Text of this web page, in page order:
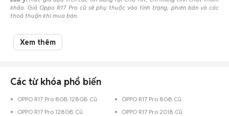
khảo. Giá Oppo R17 Pro cũ sẽ phụ thuộc vào tình trạng, phiên bản và các
thoả thuận khi mua bán.
Mua bán Oppo R17 Pro cũ
Chợ Tốt có 1 tin đăng bán, mua Oppo R17 Pro cũ với nhiều khoảng giá giúp
Xem thêm
Các từ khóa phổ biến
OPPO R17 Pro 8GB 128GB Cũ
OPPO R17 Pro 8GB Cũ
OPPO R17 Pro 128GB Cũ
OPPO R17 Pro 2018 Cũ